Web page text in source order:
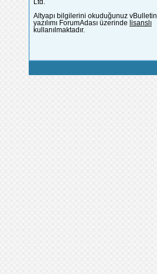
Ltd.
Altyapı bilgilerini okuduğunuz vBulletin
yazılımı ForumAdası üzerinde lisanslı
kullanılmaktadır.